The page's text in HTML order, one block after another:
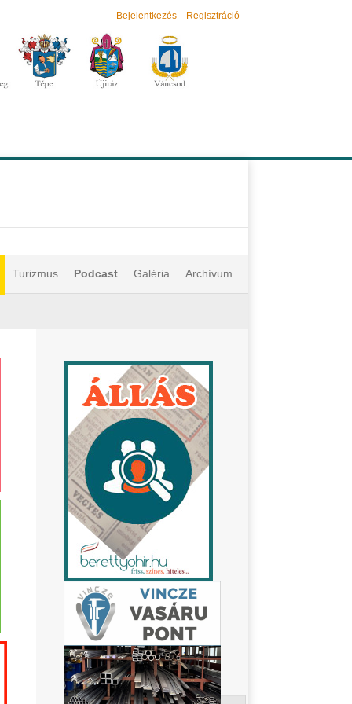
Bejelentkezés Regisztráció
Turizmus Podcast Galéria Archívum